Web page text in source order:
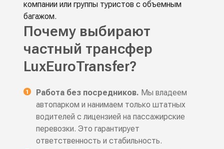
компании или группы туристов с объемным
багажом.
Почему выбирают
частный трансфер
LuxEuroTransfer?
Работа без посредников. Мы владеем
автопарком и нанимаем только штатных
водителей с лицензией на пассажирские
перевозки. Это гарантирует
ответственность и стабильность.